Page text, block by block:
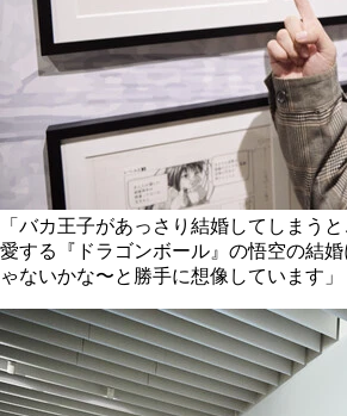
「バカ王子があっさり結婚してしまう
愛する『ドラゴンボール』の悟空の結
ゃないかな〜と勝手に想像しています」